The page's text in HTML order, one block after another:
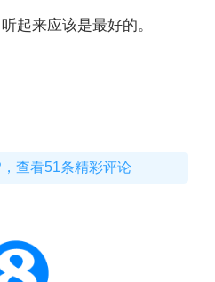
起来应该是最好的。
查看51条精彩评论